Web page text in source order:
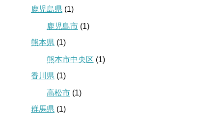
鹿児島県 (1)
鹿児島市 (1)
熊本県 (1)
熊本市中央区 (1)
香川県 (1)
高松市 (1)
群馬県 (1)